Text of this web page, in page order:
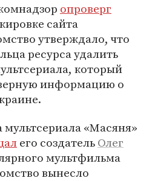
опроверг
сайта
утверждало, что
ресурса удалить
который
информацию о
мультсериала «Масяня»
его создательОлег
мультфильма
вынесло